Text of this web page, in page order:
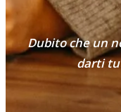
Dubito che un
darti